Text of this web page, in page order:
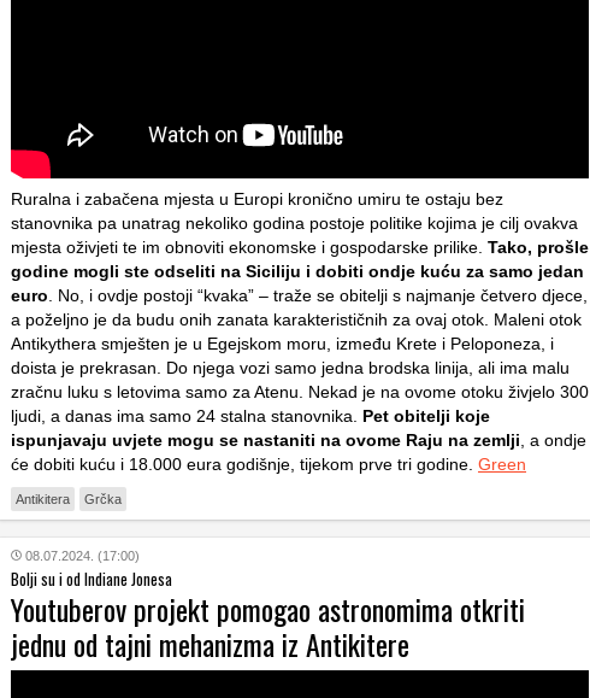
Ruralna i zabačena mjesta u Europi kronično umiru te ostaju bez
stanovnika pa unatrag nekoliko godina postoje politike kojima je cilj ovakva
mjesta oživjeti te im obnoviti ekonomske i gospodarske prilike. Tako, prošle
godine mogli ste odseliti na Siciliju i dobiti ondje kuću za samo jedan
euro . No, i ovdje postoji “kvaka” – traže se obitelji s najmanje četvero djece,
a poželjno je da budu onih zanata karakterističnih za ovaj otok. Maleni otok
Antikythera smješten je u Egejskom moru, između Krete i Peloponeza, i
doista je prekrasan. Do njega vozi samo jedna brodska linija, ali ima malu
zračnu luku s letovima samo za Atenu. Nekad je na ovome otoku živjelo 300
ljudi, a danas ima samo 24 stalna stanovnika. Pet obitelji koje
ispunjavaju uvjete mogu se nastaniti na ovome Raju na zemlji , a ondje
će dobiti kuću i 18.000 eura godišnje, tijekom prve tri godine. Green
Antikitera Grčka
08.07.2024. (17:00)
Bolji su i od Indiane Jonesa
Youtuberov projekt pomogao astronomima otkriti
jednu od tajni mehanizma iz Antikitere